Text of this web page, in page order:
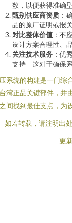
数，以便获得准确
甄别供应商资质 ：
品的原厂证明或报
对比整体价值 ：不
设计方案合理性、
关注技术服务 ：优
支持，这对于确保
系统的构建是一门综
湾正品关键部件，并
间找到最佳支点，为
如若转载，请注明出
更